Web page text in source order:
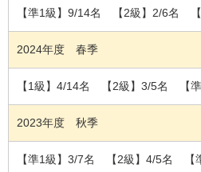
【準1級】9/14名 【2級】2/6名
2024年度 春季
【1級】4/14名 【2級】3/5名 【
2023年度 秋季
【準1級】3/7名 【2級】4/5名 【